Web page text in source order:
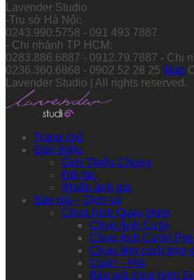
Lavender Studio
-Trụ sở Hà Nội:
0243.990.5758 - 091 493 7887
- Chi nhánh TP HCM:
0283.886.6887 - 0912.79.7887 - Chi
0236.360.6868 - 0902 52 28 25 Map
Lavender Studio | All rights reserved.
Trang chủ
Giới thiệu
Giới Thiệu Chung
Đối tác
Nhiếp ảnh gia
Báo giá – Dịch vụ
Chụp hình Quay phim
Chụp Ảnh Cưới
Chụp Ảnh Cưới|
Chụp ảnh cưới trọn
Cưới – Hỏi
Báo giá chụp hình